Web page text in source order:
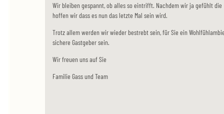
Wir bleiben gespannt, ob alles so eintrifft. Nachdem wir ja gefühlt die
hoffen wir dass es nun das letzte Mal sein wird.
Trotz allem werden wir wieder bestrebt sein, für Sie ein
sichere Gastgeber sein.
Wir freuen uns auf Sie
Familie Gass und Team